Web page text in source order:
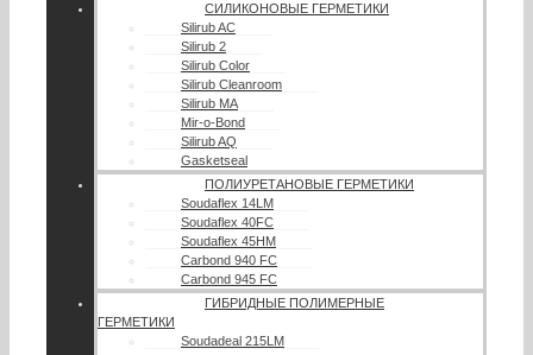
СИЛИКОНОВЫЕ ГЕРМЕТИКИ
Silirub AC
Silirub 2
Silirub Color
Silirub Cleanroom
Silirub MA
Mir-o-Bond
Silirub AQ
Gasketseal
ПОЛИУРЕТАНОВЫЕ ГЕРМЕТИКИ
Soudaflex 14LM
Soudaflex 40FC
Soudaflex 45HM
Carbond 940 FC
Carbond 945 FC
ГИБРИДНЫЕ ПОЛИМЕРНЫЕ
ГЕРМЕТИКИ
Soudadeal 215LM